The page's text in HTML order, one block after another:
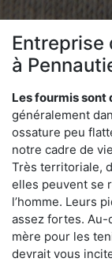
Entreprise
à
Les fourmis sont
généralement
ossature peu
notre cadre de
Très territoriale,
elles peuvent se
l’homme. Leurs
assez fortes.
mère pour les
devrait vous